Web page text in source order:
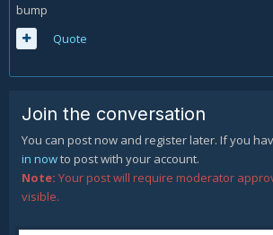
bump
Quote
Join the conversation
You can post now and register later. If you
in nowto post with your account.
Note: Your post will require moderator
visible.